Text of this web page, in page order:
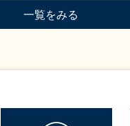
一覧をみる